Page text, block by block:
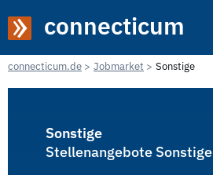
connecticum
connecticum.de Jobmarket Sonstige
Sonstige
Stellenangebote Sonstige